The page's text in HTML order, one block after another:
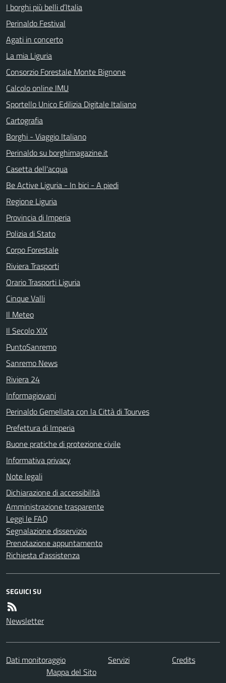
I borghi più belli d’Italia
Perinaldo Festival
Agati in concerto
La mia Liguria
Consorzio Forestale Monte Bignone
Calcolo online IMU
Sportello Unico Edilizia Digitale Italiano
Cartografia
Borghi - Viaggio Italiano
Perinaldo su borghimagazine.it
Casetta dell'acqua
Be Active Liguria - In bici - A piedi
Regione Liguria
Provincia di Imperia
Polizia di Stato
Corpo Forestale
Riviera Trasporti
Orario Trasporti Liguria
Cinque Valli
Il Meteo
Il Secolo XIX
PuntoSanremo
Sanremo News
Riviera 24
Informagiovani
Perinaldo Gemellata con la Città di Tourves
Prefettura di Imperia
Buone pratiche di protezione civile
Informativa privacy
Note legali
Dichiarazione di accessibilità
Amministrazione trasparente
Leggi le FAQ
Segnalazione disservizio
Prenotazione appuntamento
Richiesta d'assistenza
SEGUICI SU
Newsletter
Dati monitoraggio Servizi
Credits
Mappa del Sito